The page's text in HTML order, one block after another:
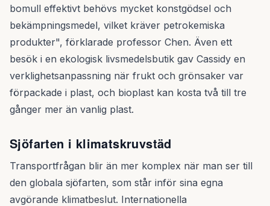
bomull effektivt behövs mycket konstgödsel och
bekämpningsmedel, vilket kräver petrokemiska
produkter", förklarade professor Chen. Även ett
besök i en ekologisk livsmedelsbutik gav Cassidy en
verklighetsanpassning när frukt och grönsaker var
förpackade i plast, och bioplast kan kosta två till tre
gånger mer än vanlig plast.
Sjöfarten i klimatskruvstäd
Transportfrågan blir än mer komplex när man ser till
den globala sjöfarten, som står inför sina egna
avgörande klimatbeslut. Internationella